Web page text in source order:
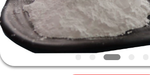
PRODUITS
VIDÉOS